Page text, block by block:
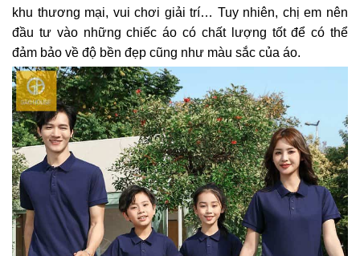
khu thương mại, vui chơi giải trí… Tuy nhiên, chị em nên
đầu tư vào những chiếc áo có chất lượng tốt để có thể
đảm bảo về độ bền đẹp cũng như màu sắc của áo.